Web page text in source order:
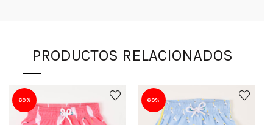
PRODUCTOS RELACIONADOS
60% 60%